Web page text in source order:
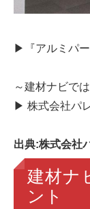
▶『アルミパ
～建材ナビで
▶ 株式会社パ
出典:株式会社
建材ナ
ント